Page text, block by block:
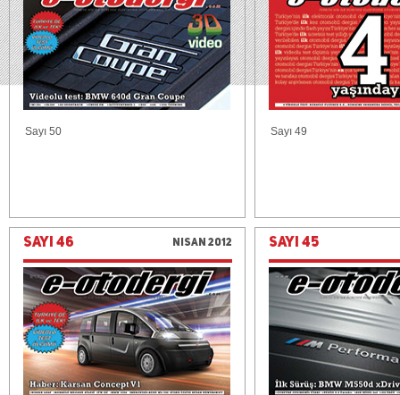
Sayı 50 Sayı 49
SAYI 46 Nisan 2012 SAYI 45